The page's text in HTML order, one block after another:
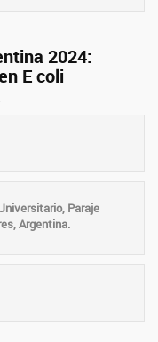
2024:
E coli
Paraje
Argentina.